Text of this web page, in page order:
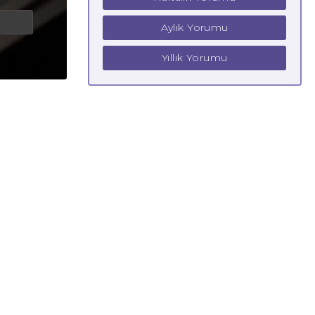
Aylık Yorumu
Yıllık Yorumu